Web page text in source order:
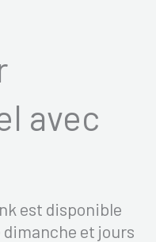
avec
est disponible
et jours